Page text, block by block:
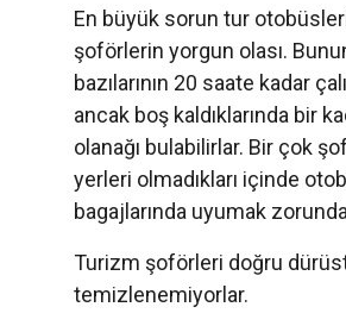
En büyük sorun tur
şoförlerin yorgun olası.
bazılarının 20 saate kadar
ancak boş kaldıklarında bir
olanağı bulabilirlar. Bir çok
yerleri olmadıkları içinde
bagajlarında uyumak
Turizm şoförleri doğru
temizlenemiyorlar.